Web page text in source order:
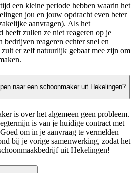
een kleine periode hebben waarin het
jou en jouw opdracht even beter
aanvragen). Als het
heeft zullen ze niet reageren op je
bedrijven reageren echter snel en
zult er zelf natuurlijk gebaat mee zijn om
naar een schoonmaker uit Hekelingen?
is over het algemeen geen probleem.
is van je huidige contract met
om in je aanvraag te vermelden
bij je vorige samenwerking, zodat het
uit Hekelingen!